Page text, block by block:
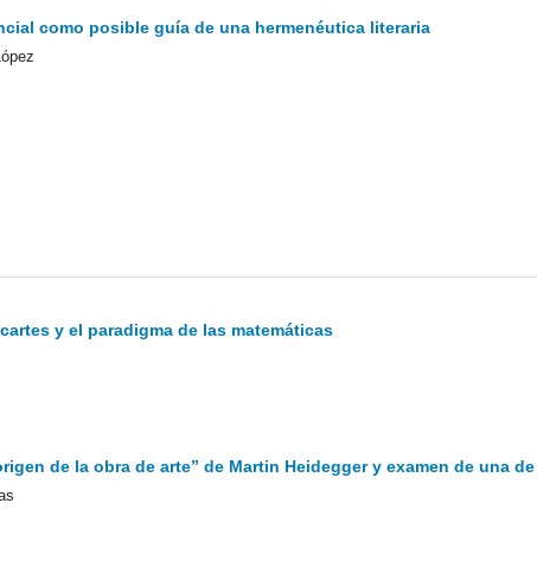
como posible guía de una hermenéutica literaria
y el paradigma de las matemáticas
de la obra de arte” de Martin Heidegger y examen de una